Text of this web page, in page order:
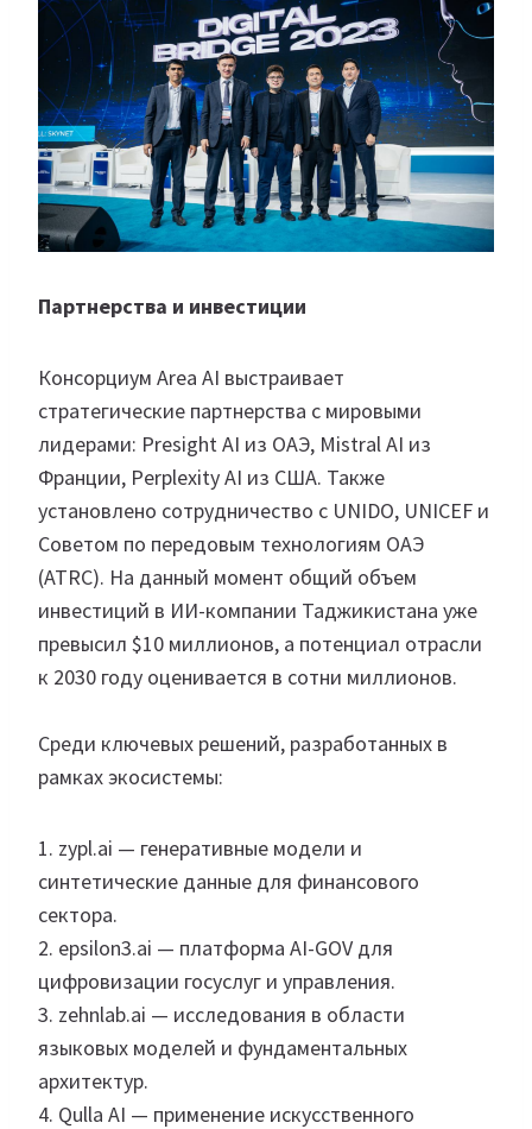
Партнерства и инвестиции
Консорциум Area AI выстраивает
стратегические партнерства с мировыми
лидерами: Presight AI из ОАЭ, Mistral AI из
Франции, Perplexity AI из США. Также
установлено сотрудничество с UNIDO, UNICEF и
Советом по передовым технологиям ОАЭ
(ATRC). На данный момент общий объем
инвестиций в ИИ-компании Таджикистана уже
превысил $10 миллионов, а потенциал отрасли
к 2030 году оценивается в сотни миллионов.
Среди ключевых решений, разработанных в
рамках экосистемы:
1. zypl.ai — генеративные модели и
синтетические данные для финансового
сектора.
2. epsilon3.ai — платформа AI-GOV для
цифровизации госуслуг и управления.
3. zehnlab.ai — исследования в области
языковых моделей и фундаментальных
архитектур.
4. Qulla AI — применение искусственного